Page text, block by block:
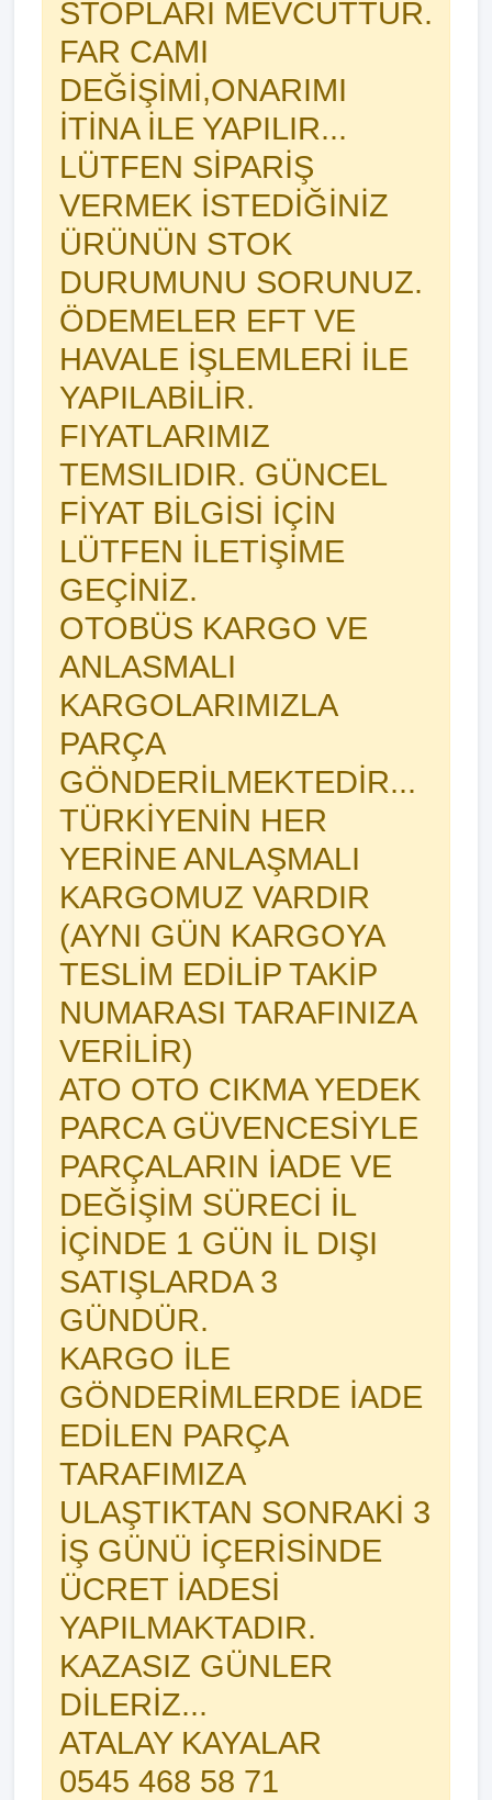
STOPLARI MEVCUTTUR.
FAR CAMI
DEĞİŞİMİ,ONARIMI
İTİNA İLE YAPILIR...
LÜTFEN SİPARİŞ
VERMEK İSTEDİĞİNİZ
ÜRÜNÜN STOK
DURUMUNU SORUNUZ.
ÖDEMELER EFT VE
HAVALE İŞLEMLERİ İLE
YAPILABİLİR.
FIYATLARIMIZ
TEMSILIDIR. GÜNCEL
FİYAT BİLGİSİ İÇİN
LÜTFEN İLETİŞİME
GEÇİNİZ.
OTOBÜS KARGO VE
ANLASMALI
KARGOLARIMIZLA
PARÇA
GÖNDERİLMEKTEDİR...
TÜRKİYENİN HER
YERİNE ANLAŞMALI
KARGOMUZ VARDIR
(AYNI GÜN KARGOYA
TESLİM EDİLİP TAKİP
NUMARASI TARAFINIZA
VERİLİR)
ATO OTO CIKMA YEDEK
PARCA GÜVENCESİYLE
PARÇALARIN İADE VE
DEĞİŞİM SÜRECİ İL
İÇİNDE 1 GÜN İL DIŞI
SATIŞLARDA 3
GÜNDÜR.
KARGO İLE
GÖNDERİMLERDE İADE
EDİLEN PARÇA
TARAFIMIZA
ULAŞTIKTAN SONRAKİ 3
İŞ GÜNÜ İÇERİSİNDE
ÜCRET İADESİ
YAPILMAKTADIR.
KAZASIZ GÜNLER
DİLERİZ...
ATALAY KAYALAR
0545 468 58 71